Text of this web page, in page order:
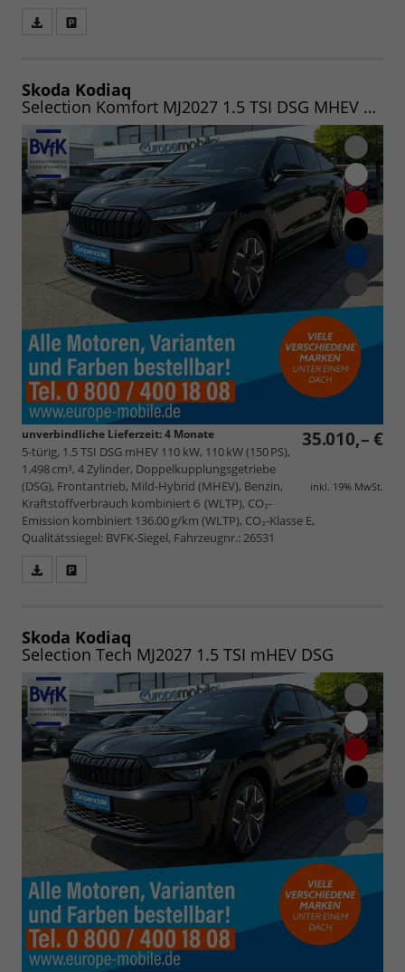
speichern/drucken
Skoda Kodiaq
Selection Komfort MJ2027 1.5 TSI DSG MHEV 150
35.010,– €
inkl. 19% MwSt.
unverbindliche Lieferzeit:4 Monate
5-türig, 1.5 TSI DSG mHEV 110 kW, 110 kW (150 PS),
1.498 cm³, 4 Zylinder, Doppelkupplungsgetriebe
(DSG), Frontantrieb, Mild-Hybrid (MHEV), Benzin,
Kraftstoffverbrauch kombiniert 6 (WLTP), CO₂-
Emission kombiniert 136.00 g/km (WLTP), CO₂-Klasse E,
Qualitätssiegel: BVFK-Siegel, Fahrzeugnr.: 26531
speichern/drucken
Skoda Kodiaq
Selection Tech MJ2027 1.5 TSI mHEV DSG